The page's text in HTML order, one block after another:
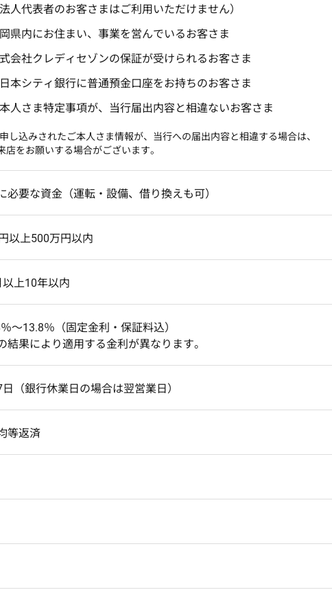
法人代表者のお客さまはご利用いただけません）
県内にお住まい、事業を営んでいるお客さま
会社クレディセゾンの保証が受けられるお客さま
本シティ銀行に普通預金口座をお持ちのお客さま
人さま特定事項が、当行届出内容と相違ないお客さま
し込みされたご本人さま情報が、当行への届出内容と相違する場合は、
店をお願いする場合がございます。
必要な資金（運転・設備、借り換えも可）
以上500万円以内
以上10年以内
～13.8％（固定金利・保証料込）
結果により適用する金利が異なります。
（銀行休業日の場合は翌営業日）
等返済